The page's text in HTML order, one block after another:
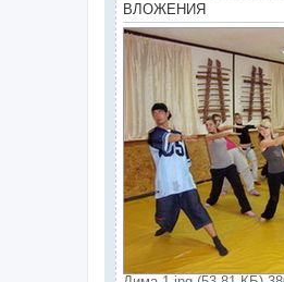
ВЛОЖЕНИЯ